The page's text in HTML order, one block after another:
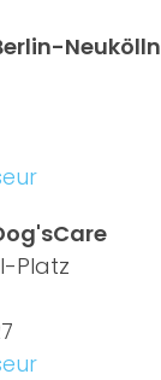
Neukölln
Platz